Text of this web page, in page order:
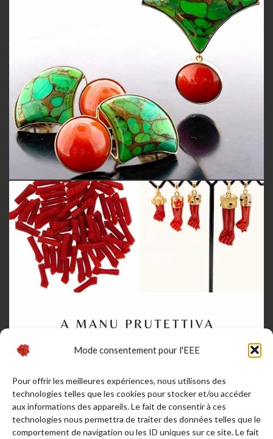
Mode consentement pour l'EEE
Pour offrir les meilleures expériences, nous utilisons des
technologies telles que les cookies pour stocker et/ou accéder
aux informations des appareils. Le fait de consentir à ces
technologies nous permettra de traiter des données telles que le
comportement de navigation ou les ID uniques sur ce site. Le fait